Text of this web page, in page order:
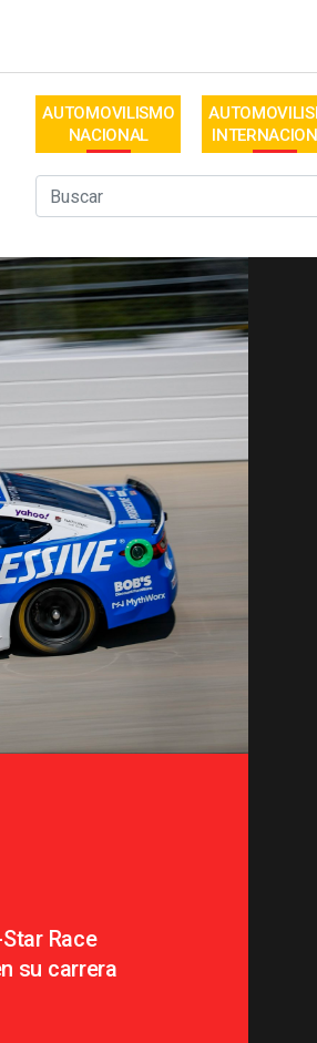
AUTOMOVILISMO
NACIONAL
Race
su carrera